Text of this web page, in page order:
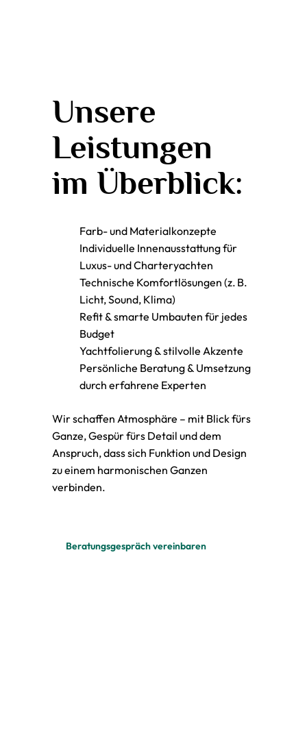
Unsere
Leistungen
im Überblick:
Farb- und Materialkonzepte
Individuelle Innenausstattung für
Luxus- und Charteryachten
Technische Komfortlösungen (z. B.
Licht, Sound, Klima)
Refit & smarte Umbauten für jedes
Budget
Yachtfolierung & stilvolle Akzente
Persönliche Beratung & Umsetzung
durch erfahrene Experten
Wir schaffen Atmosphäre – mit Blick fürs
Ganze, Gespür fürs Detail und dem
Anspruch, dass sich Funktion und Design
zu einem harmonischen Ganzen
verbinden.
Beratungsgespräch vereinbaren